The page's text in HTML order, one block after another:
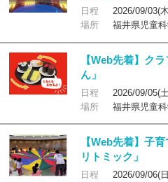
日程
2026/09/03(
場所
福井県児童
【Web先着】ク
ん」
日程
2026/09/05(
場所
福井県児童
【Web先着】子
リトミック」
日程
2026/09/06(